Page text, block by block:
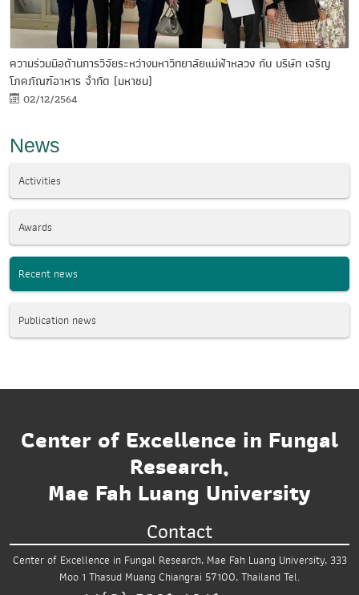
ความร่วมมือด้านการวิจัยระหว่างมหาวิทยาลัยแม่ฟ้าหลวง กับ บริษัท เจริญ
โภคภัณฑ์อาหาร จำกัด (มหาชน)
02/12/2564
News
Activities
Awards
Recent news
Publication news
Center of Excellence in Fungal
Research,
Mae Fah Luang University
Contact
Center of Excellence in Fungal Research, Mae Fah Luang University, 333
Moo 1 Thasud Muang Chiangrai 57100, ThailandTel.